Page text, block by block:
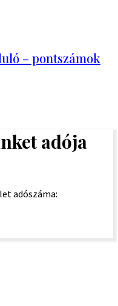
– pontszámok
adója
adószáma: